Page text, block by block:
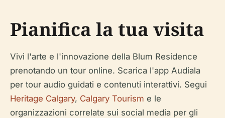
Pianifica la tua visita
Vivi l'arte e l'innovazione della Blum Residence
prenotando un tour online. Scarica l'app Audiala
per tour audio guidati e contenuti interattivi. Segui
Heritage Calgary, Calgary Tourism e le
organizzazioni correlate sui social media per gli